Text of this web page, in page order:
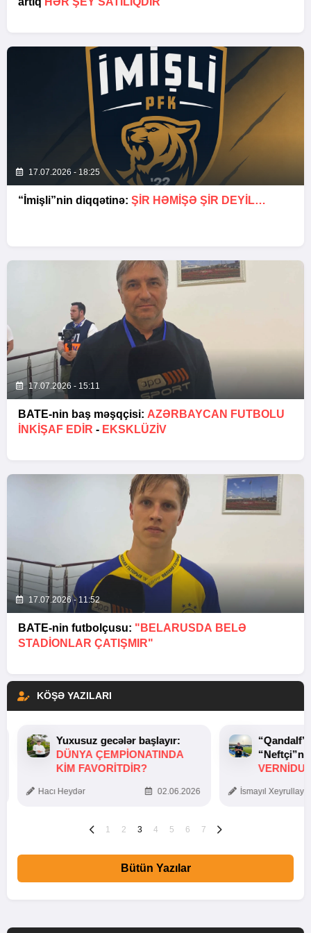
17.07.2026 - 18:25
“İmişli”nin diqqətinə: ŞIR HƏMIŞƏ ŞIR DEYIL…
17.07.2026 - 15:11
BATE-nin baş məşqçisi: AZƏRBAYCAN FUTBOLU
INKIŞAF EDIR - EKSKLÜZİV
17.07.2026 - 11:52
BATE-nin futbolçusu: "BELARUSDA BELƏ
STADIONLAR ÇATIŞMIR"
KÖŞƏ YAZILARI
Yuxusuz gecələr başlayır:
DÜNYA ÇEMPIONATINDA
KIM FAVORITDIR?
Hacı Heydər 02.06.2026 İsmayıl
1 2 3 4 5 6 7
Bütün Yazılar